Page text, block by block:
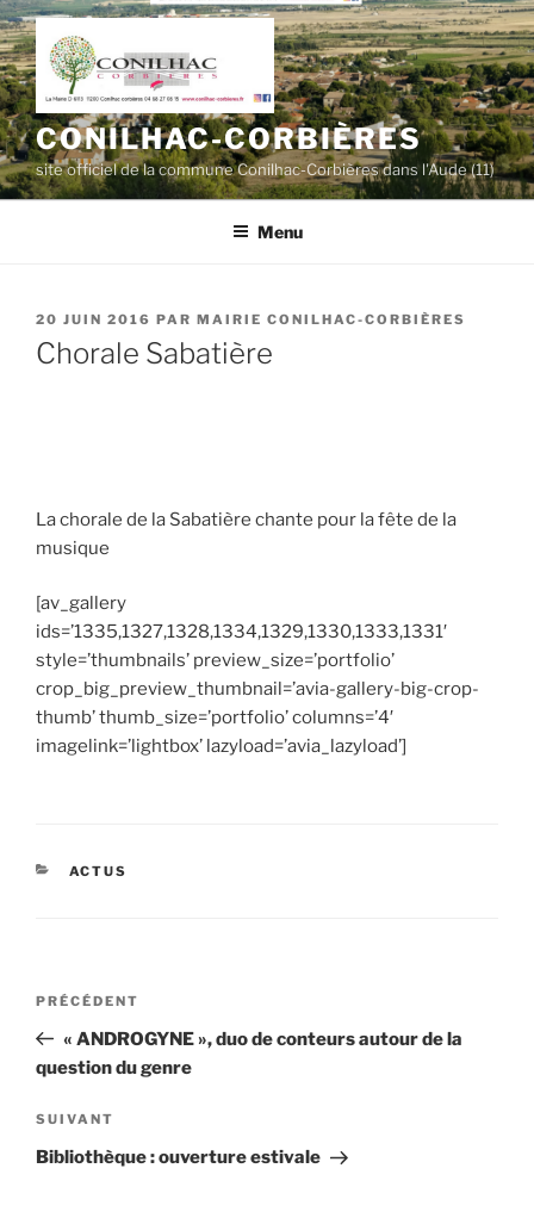
Aller
au
contenu
principal
CONILHAC-CORBIÈRES
site officiel de la commune Conilhac-Corbières dans l'Aude (11)
Menu
PUBLIÉ
LE
20 JUIN 2016 PAR MAIRIE CONILHAC-CORBIÈRES
Chorale Sabatière
La chorale de la Sabatière chante pour la fête de la
musique
[av_gallery
ids=’1335,1327,1328,1334,1329,1330,1333,1331′
style=’thumbnails’ preview_size=’portfolio’
crop_big_preview_thumbnail=’avia-gallery-big-crop-
thumb’ thumb_size=’portfolio’ columns=’4′
imagelink=’lightbox’ lazyload=’avia_lazyload’]
CATÉGORIES
ACTUS
Navigation
l’article
Article
précédent
PRÉCÉDENT
« ANDROGYNE », duo de conteurs autour de la
question du genre
Article
suivant
SUIVANT
Bibliothèque : ouverture estivale